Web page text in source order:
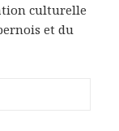
culturelle
et du